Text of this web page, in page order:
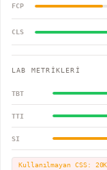
FCP
CLS
LAB METRİKLERİ
TBT
TTI
SI
Kullanılmayan CSS: 20